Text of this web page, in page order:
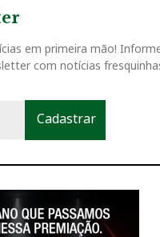
em primeira mão!
com notícias